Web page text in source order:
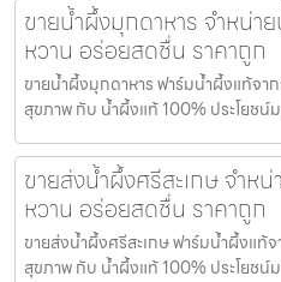
ขายน้ำผึ้งมุกดาหาร จำหน่า
หวาน อร่อยสดชื่น ราคาถูก
ขายน้ำผึ้งมุกดาหาร ฟาร์มน้ำผึ้งแท้จา
สุขภาพ กับ น้ำผึ้งแท้ 100% ประโยชน์
ขายส่งน้ำผึ้งศรีสะเกษ จำห
หวาน อร่อยสดชื่น ราคาถูก
ขายส่งน้ำผึ้งศรีสะเกษ ฟาร์มน้ำผึ้งแท้
สุขภาพ กับ น้ำผึ้งแท้ 100% ประโยชน์